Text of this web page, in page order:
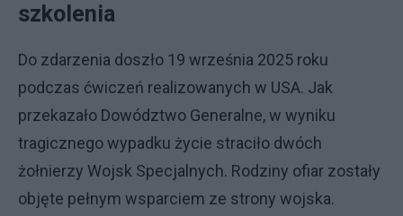
szkolenia
Do zdarzenia doszło 19 września 2025 roku
podczas ćwiczeń realizowanych w USA. Jak
przekazało Dowództwo Generalne, w wyniku
tragicznego wypadku życie straciło dwóch
żołnierzy Wojsk Specjalnych. Rodziny ofiar zostały
objęte pełnym wsparciem ze strony wojska.